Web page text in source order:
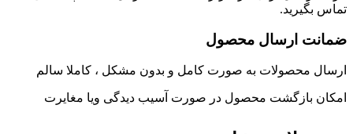
تماس بگیرید.
ضمانت ارسال محصول
ارسال محصولات به صورت کامل و بدون مشکل ، کاملا سالم
امکان بازگشت محصول در صورت آسیب دیدگی ویا مغایرت